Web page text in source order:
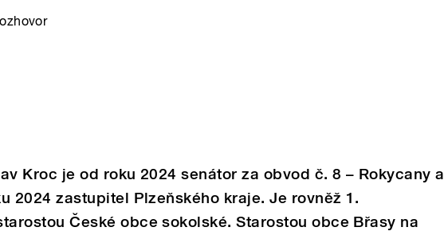
Kroc je od roku 2024 senátor za obvod č. 8 – Rokycany a
2024 zastupitel Plzeňského kraje. Je rovněž 1.
České obce sokolské. Starostou obce Břasy na